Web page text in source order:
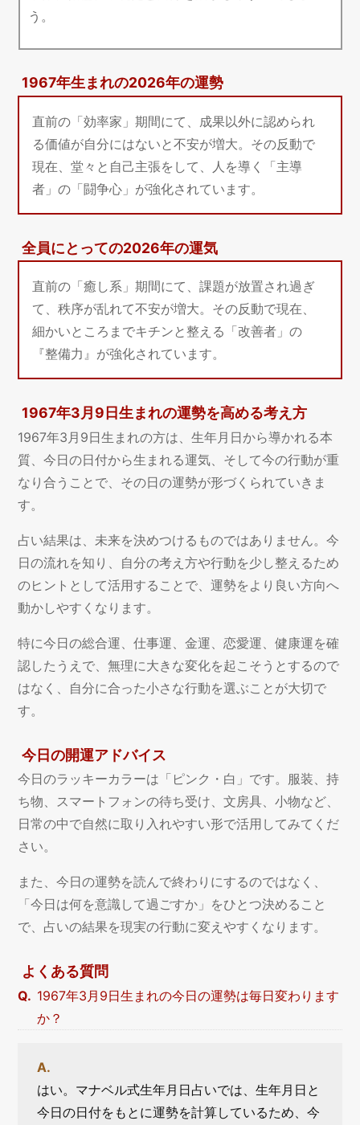
う。
1967年生まれの2026年の運勢
直前の「効率家」期間にて、成果以外に認められ
る価値が自分にはないと不安が増大。その反動で
現在、堂々と自己主張をして、人を導く「主導
者」の「闘争心」が強化されています。
全員にとっての2026年の運気
直前の「癒し系」期間にて、課題が放置され過ぎ
て、秩序が乱れて不安が増大。その反動で現在、
細かいところまでキチンと整える「改善者」の
『整備力』が強化されています。
1967年3月9日生まれの運勢を高める考え方
1967年3月9日生まれの方は、生年月日から導かれる本
質、今日の日付から生まれる運気、そして今の行動が重
なり合うことで、その日の運勢が形づくられていきま
す。
占い結果は、未来を決めつけるものではありません。今
日の流れを知り、自分の考え方や行動を少し整えるため
のヒントとして活用することで、運勢をより良い方向へ
動かしやすくなります。
特に今日の総合運、仕事運、金運、恋愛運、健康運を確
認したうえで、無理に大きな変化を起こそうとするので
はなく、自分に合った小さな行動を選ぶことが大切で
す。
今日の開運アドバイス
今日のラッキーカラーは「ピンク・白」です。服装、持
ち物、スマートフォンの待ち受け、文房具、小物など、
日常の中で自然に取り入れやすい形で活用してみてくだ
さい。
また、今日の運勢を読んで終わりにするのではなく、
「今日は何を意識して過ごすか」をひとつ決めること
で、占いの結果を現実の行動に変えやすくなります。
よくある質問
1967年3月9日生まれの今日の運勢は毎日変わります
か？
はい。マナベル式生年月日占いでは、生年月日と
今日の日付をもとに運勢を計算しているため、今